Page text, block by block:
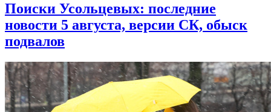
Поиски Усольцевых: последние
новости 5 августа, версии СК, обыск
подвалов